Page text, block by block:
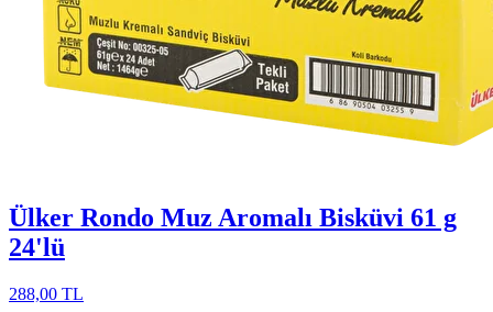
Ülker Rondo Muz Aromalı Bisküvi 61 g
24'lü
288,00 TL